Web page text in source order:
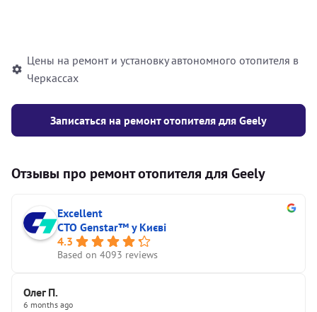
Цены на ремонт и установку автономного отопителя в
Черкассах
Записаться на ремонт отопителя для Geely
Отзывы про ремонт отопителя для Geely
Excellent
СТО Genstar™ у Києві
4.3
Based on 4093 reviews
Олег П.
6 months ago